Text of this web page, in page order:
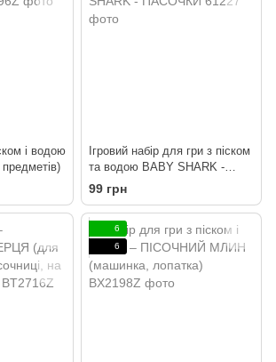
і водою
Ігровий набір для гри з піском
та водою BABY SHARK -
ПАСОЧКИ
99 грн
6
6